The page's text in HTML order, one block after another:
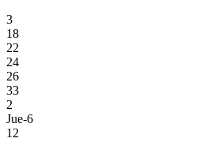
3
18
22
24
26
33
2
Jue-6
12